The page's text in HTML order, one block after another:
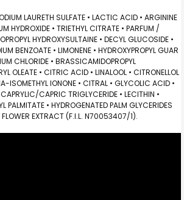
LAURETH SULFATE • LACTIC ACID • ARGININE
HYDROXIDE • TRIETHYL CITRATE • PARFUM /
HYDROXYSULTAINE • DECYL GLUCOSIDE •
BENZOATE • LIMONENE • HYDROXYPROPYL GUAR
CHLORIDE • BRASSICAMIDOPROPYL
OLEATE • CITRIC ACID • LINALOOL • CITRONELLOL
ISOMETHYL IONONE • CITRAL • GLYCOLIC ACID •
CAPRIC TRIGLYCERIDE • LECITHIN •
PALMITATE • HYDROGENATED PALM GLYCERIDES
EXTRACT (F.I.L. N70053407/1).